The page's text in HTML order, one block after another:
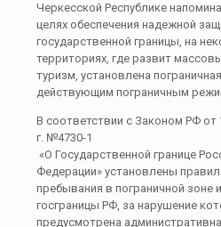
Черкесской Республике
целях обеспечения надежной
государственной границы, на
территориях, где развит
туризм, установлена
действующим пограничным
В соответствии с Законом РФ от
г. №4730-1
«О Государственной границе
Федерации» установлены
пребывания в пограничной зоне
госграницы РФ, за нарушение
предусмотрена